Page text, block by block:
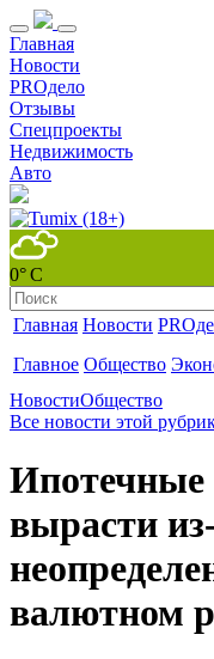
Главная
Новости
PROдело
Отзывы
Спецпроекты
Недвижимость
Авто
0° С
Главная Новости
Главное Общество
НовостиОбщество
Все новости этой
Ипотечные
вырасти
валютном